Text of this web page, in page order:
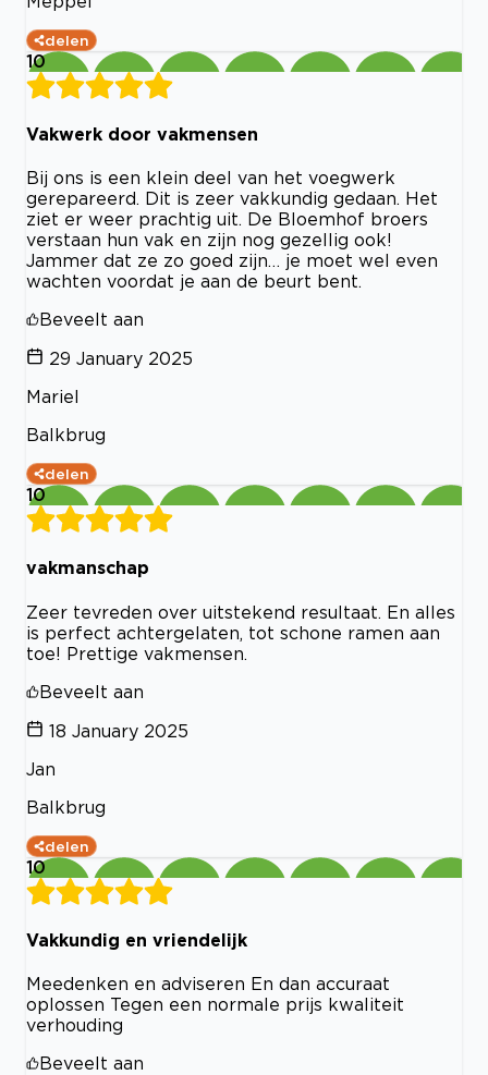
delen
10
Vakwerk door vakmensen
Bij ons is een klein deel van het voegwerk
gerepareerd. Dit is zeer vakkundig gedaan. Het
ziet er weer prachtig uit. De Bloemhof broers
verstaan hun vak en zijn nog gezellig ook!
Jammer dat ze zo goed zijn… je moet wel even
wachten voordat je aan de beurt bent.
Beveelt aan
29 January 2025
Mariel
Balkbrug
delen
10
vakmanschap
Zeer tevreden over uitstekend resultaat. En alles
is perfect achtergelaten, tot schone ramen aan
toe! Prettige vakmensen.
Beveelt aan
18 January 2025
Jan
Balkbrug
delen
10
Vakkundig en vriendelijk
Meedenken en adviseren En dan accuraat
oplossen Tegen een normale prijs kwaliteit
verhouding
Beveelt aan